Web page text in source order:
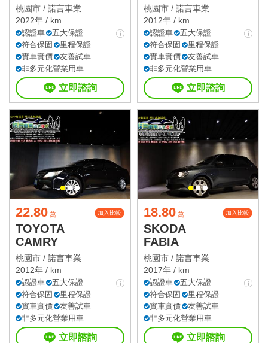
桃園市 / 諾言車業
2022年 / km
認證車
五大保證
符合保固
里程保證
實車實價
友善試車
非多元化營業用車
立即諮詢
桃園市 / 諾言車業
2012年 / km
認證車
五大保證
符合保固
里程保證
實車實價
友善試車
非多元化營業用車
立即諮詢
22.80 萬 加入比較
TOYOTA
CAMRY
桃園市 / 諾言車業
2012年 / km
認證車
五大保證
符合保固
里程保證
實車實價
友善試車
非多元化營業用車
立即諮詢
18.80 萬 加入比較
SKODA
FABIA
桃園市 / 諾言車業
2017年 / km
認證車
五大保證
符合保固
里程保證
實車實價
友善試車
非多元化營業用車
立即諮詢